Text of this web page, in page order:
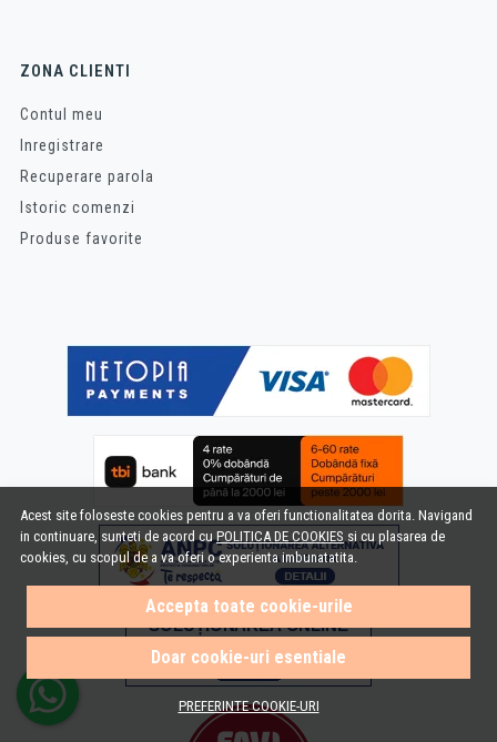
Acest site foloseste cookies pentru a va oferi functionalitatea dorita. Navigand
in continuare, sunteti de acord cuPOLITICA DE COOKIES si cu plasarea de
cookies, cu scopul de a va oferi o experienta imbunatatita.
Accepta toate cookie-urile
Doar cookie-uri esentiale
PREFERINTE COOKIE-URI
ZONA CLIENTI
Contul meu
Inregistrare
Recuperare parola
Istoric comenzi
Produse favorite